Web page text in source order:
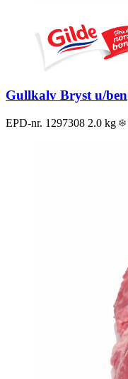
Gullkalv Bryst u/ben
EPD-nr. 1297308 2.0 kg